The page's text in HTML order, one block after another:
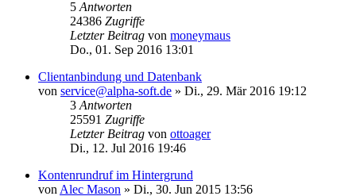
5 Antworten
24386 Zugriffe
Letzter Beitrag von moneymaus
Do., 01. Sep 2016 13:01
Clientanbindung und Datenbank
von service@alpha-soft.de » Di., 29. Mär 2016 19:12
3 Antworten
25591 Zugriffe
Letzter Beitrag von ottoager
Di., 12. Jul 2016 19:46
Kontenrundruf im Hintergrund
von Alec Mason » Di., 30. Jun 2015 13:56